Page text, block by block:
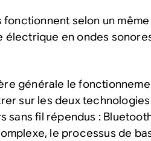
selon un même
électrique en ondes
générale le
sur les deux
sans fil répendus :
le processus de